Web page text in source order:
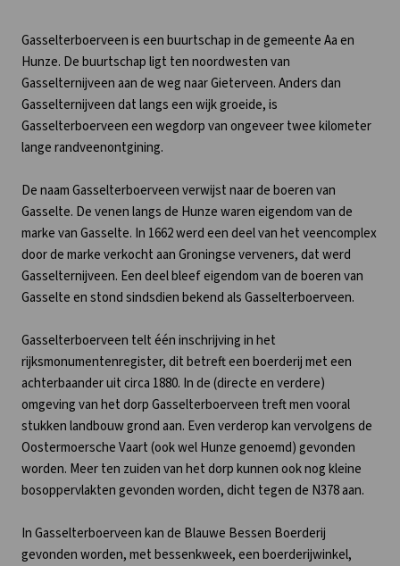
Gasselterboerveen is een buurtschap in de gemeente Aa en
Hunze. De buurtschap ligt ten noordwesten van
Gasselternijveen aan de weg naar Gieterveen. Anders dan
Gasselternijveen dat langs een wijk groeide, is
Gasselterboerveen een wegdorp van ongeveer twee kilometer
lange randveenontgining.
De naam Gasselterboerveen verwijst naar de boeren van
Gasselte. De venen langs de Hunze waren eigendom van de
marke van Gasselte. In 1662 werd een deel van het veencomplex
door de marke verkocht aan Groningse verveners, dat werd
Gasselternijveen. Een deel bleef eigendom van de boeren van
Gasselte en stond sindsdien bekend als Gasselterboerveen.
Gasselterboerveen telt één inschrijving in het
rijksmonumentenregister, dit betreft een boerderij met een
achterbaander uit circa 1880. In de (directe en verdere)
omgeving van het dorp Gasselterboerveen treft men vooral
stukken landbouw grond aan. Even verderop kan vervolgens de
Oostermoersche Vaart (ook wel Hunze genoemd) gevonden
worden. Meer ten zuiden van het dorp kunnen ook nog kleine
bosoppervlakten gevonden worden, dicht tegen de N378 aan.
In Gasselterboerveen kan de Blauwe Bessen Boerderij
gevonden worden, met bessenkweek, een boerderijwinkel,